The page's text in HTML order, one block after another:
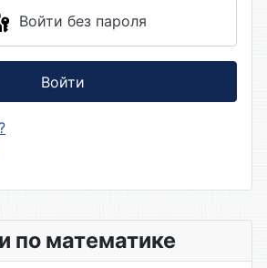
по математике
Войти без пароля
Войти